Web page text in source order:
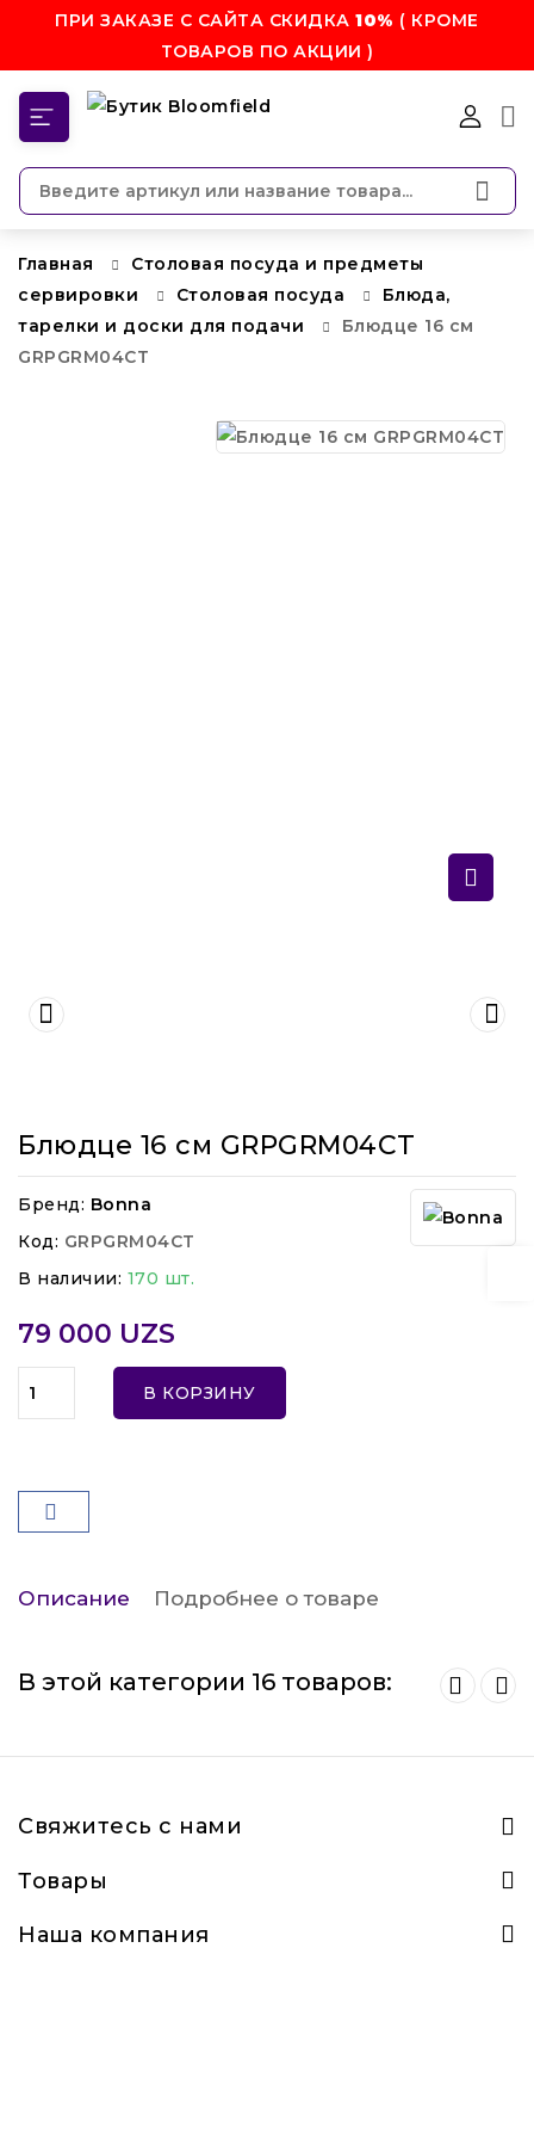
ПРИ ЗАКАЗЕ С САЙТА СКИДКА10% ( КРОМЕ
ТОВАРОВ ПО АКЦИИ )
Главная
Столовая посуда и предметы
сервировки
Столовая посуда
Блюда,
тарелки и доски для подачи
Блюдце 16 см
GRPGRM04CT
Блюдце 16 см GRPGRM04CT
Бренд: Bonna
Код: GRPGRM04CT
В наличии: 170 шт.
79 000 UZS
В КОРЗИНУ
Описание Подробнее о товаре
В этой категории 16 товаров:
Свяжитесь с нами
Товары
Наша компания